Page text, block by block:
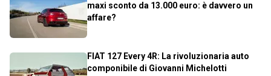
maxi sconto da 13.000 euro: è davvero un
affare?
FIAT 127 Every 4R: La rivoluzionaria auto
componibile di Giovanni Michelotti